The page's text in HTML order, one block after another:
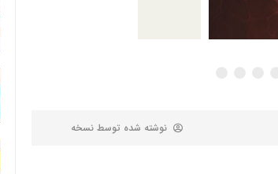
نوشته شده توسط نسخه